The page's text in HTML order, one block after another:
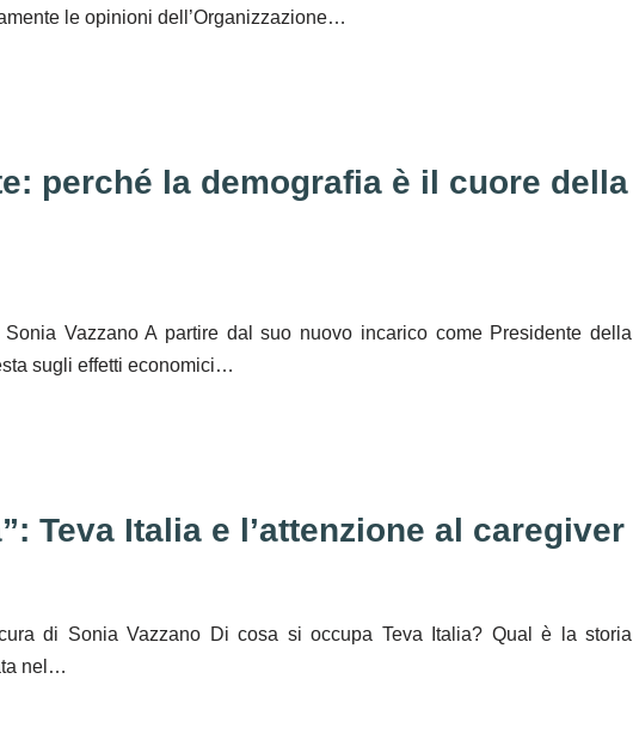
le opinioni dell’Organizzazione…
perché la demografia è il cuore della
Vazzano A partire dal suo nuovo incarico come Presidente della
sugli effetti economici…
Teva Italia e l’attenzione al caregiver
di Sonia Vazzano Di cosa si occupa Teva Italia? Qual è la storia
nel…